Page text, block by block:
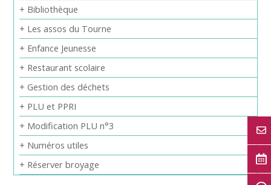
+ Bibliothèque
+ Les assos du Tourne
+ Enfance Jeunesse
+ Restaurant scolaire
+ Gestion des déchets
+ PLU et PPRI
+ Modification PLU n°3
+ Numéros utiles
+ Réserver broyage